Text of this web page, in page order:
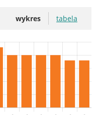
wykres tabela